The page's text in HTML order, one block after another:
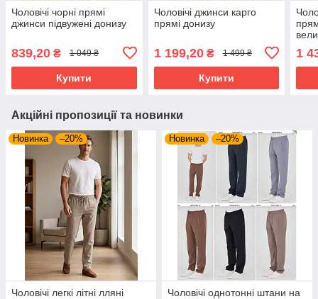
Чоловічі чорні прямі
джинси підвужені донизу
839,20 ₴ 1 049 ₴
Купити
Чоловічі джинси карго
прямі донизу
1 199,20₴ 1 499 ₴
Купити
1
Акційні пропозиції та новинки
Новинка –20%
Чоловічі легкі літні лляні
Новинка –20%
Чоловічі однотонні штани на